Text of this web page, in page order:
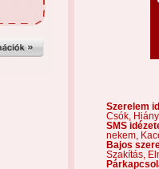
Szerelem
Csók,
SMS
nekem,
Bajos
Szakítás,